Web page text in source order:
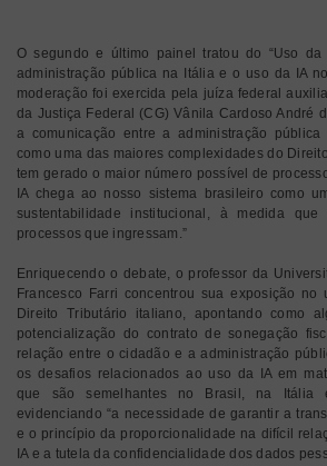
O segundo e último painel tratou do “Uso
administração pública na Itália e o uso da IA
moderação foi exercida pela juíza federal
da Justiça Federal (CG) Vânila Cardoso André
a comunicação entre a administração
como uma das maiores complexidades do
tem gerado o maior número possível de
IA chega ao nosso sistema brasileiro como
sustentabilidade institucional, à medida que
processos que ingressam.”
Enriquecendo o debate, o professor da
Francesco Farri concentrou sua exposição
Direito Tributário italiano, apontando como
potencialização do contrato de sonegação
relação entre o cidadão e a administração
os desafios relacionados ao uso da IA em
que são semelhantes no Brasil, na Itália
evidenciando “a necessidade de garantir a
e o princípio da proporcionalidade na difícil
IA e a tutela da confidencialidade dos dados